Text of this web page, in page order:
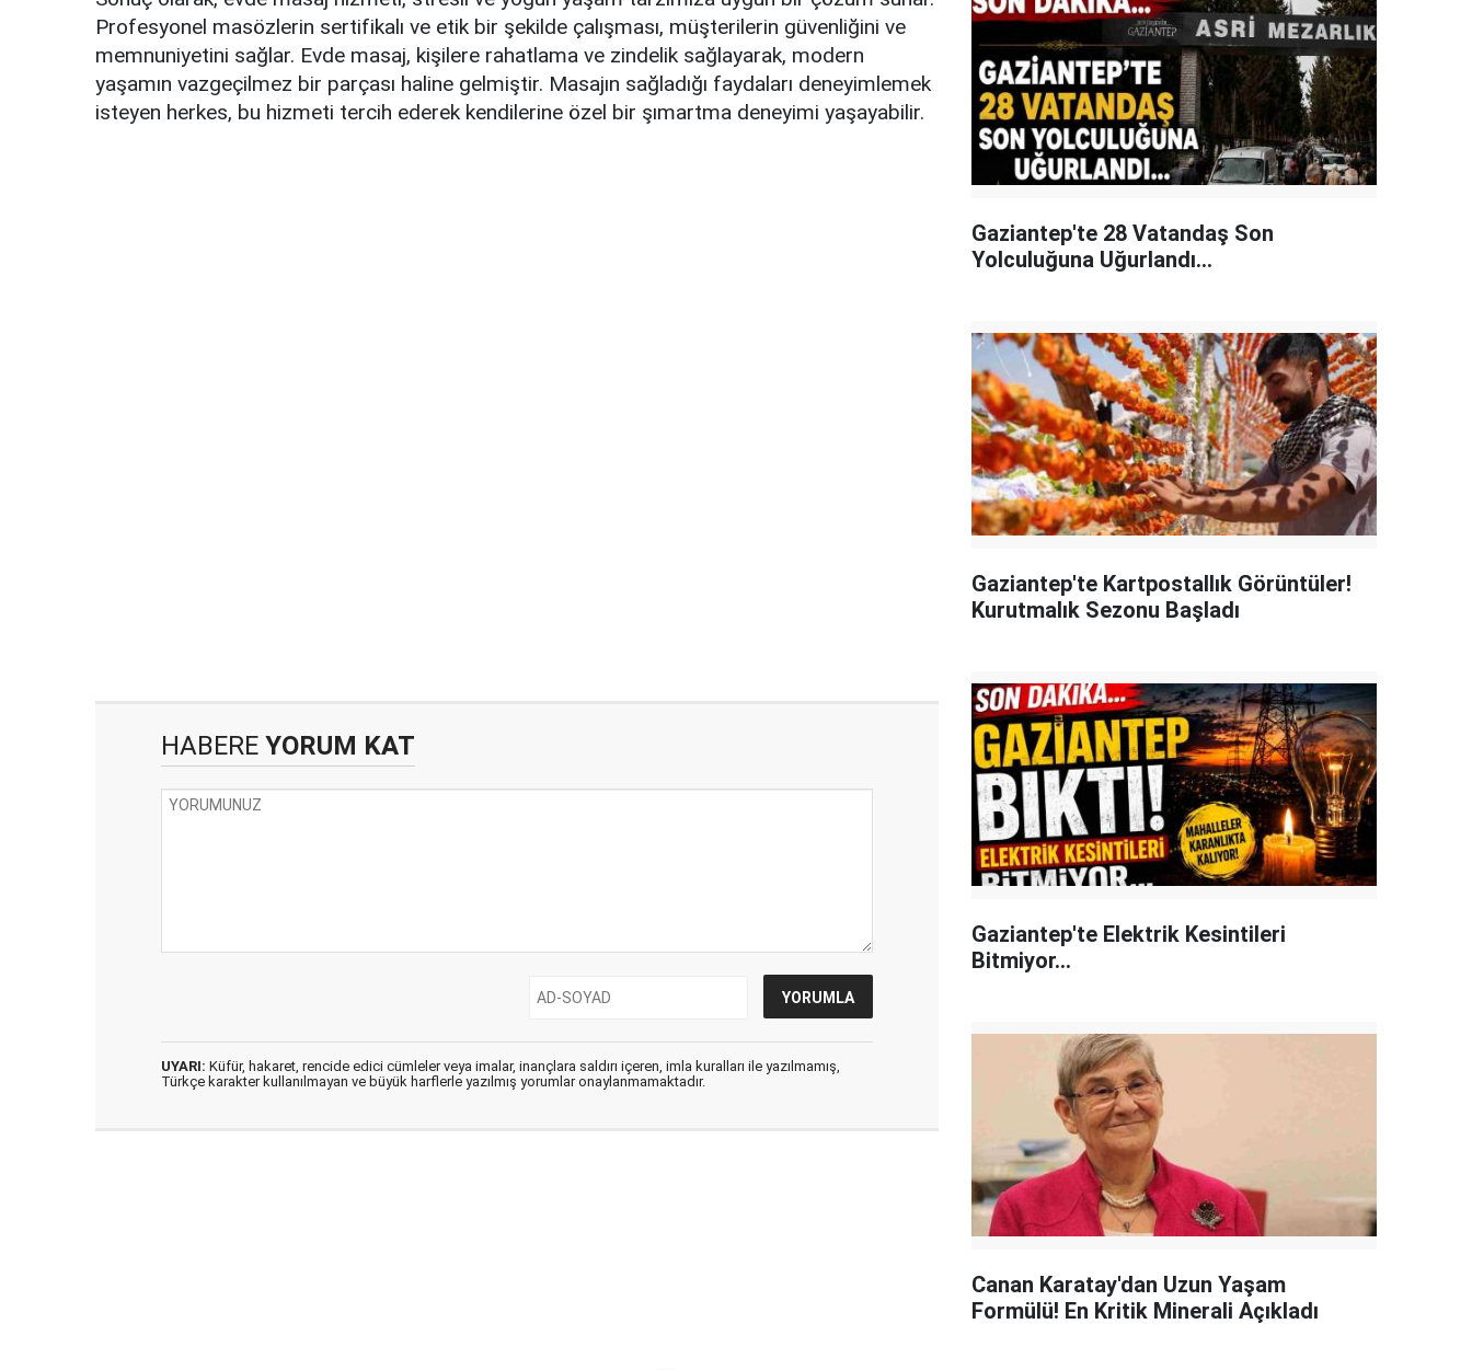
Profesyonel masözlerin sertifikalı ve etik bir şekilde çalışması, müşterilerin güvenliğini ve
memnuniyetini sağlar. Evde masaj, kişilere rahatlama ve zindelik sağlayarak, modern
yaşamın vazgeçilmez bir parçası haline gelmiştir. Masajın sağladığı faydaları deneyimlemek
isteyen herkes, bu hizmeti tercih ederek kendilerine özel bir şımartma deneyimi yaşayabilir.
HABERE YORUM KAT
UYARI: Küfür, hakaret, rencide edici cümleler veya imalar, inançlara saldırı içeren, imla kuralları ile yazılmamış,
Türkçe karakter kullanılmayan ve büyük harflerle yazılmış yorumlar onaylanmamaktadır.
Gaziantep'te 28 Vatandaş Son
Yolculuğuna Uğurlandı...
Gaziantep'te Kartpostallık Görüntüler!
Kurutmalık Sezonu Başladı
Gaziantep'te Elektrik Kesintileri
Bitmiyor...
Canan Karatay'dan Uzun Yaşam
Formülü! En Kritik Minerali Açıkladı